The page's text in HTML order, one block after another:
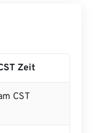
Zeit
CST